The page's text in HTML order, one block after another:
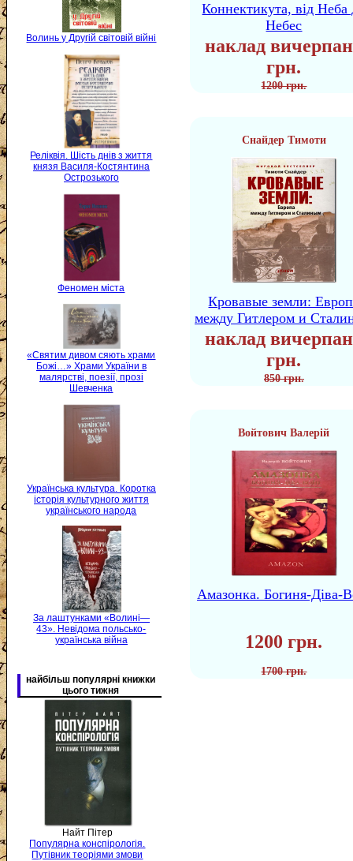
Волинь у Другій світовій війні
Реліквія. Шість днів з життя
князя Василя-Костянтина
Острозького
Феномен міста
«Святим дивом сяють храми
Божі…» Храми України в
малярстві, поезії, прозі
Шевченка
Українська культура. Коротка
історія культурного життя
українського народа
За лаштунками «Волині—
43». Невідома польсько-
українська війна
найбільш популярні книжки
цього тижня
Найт Пітер
Популярна конспірологія.
Путівник теоріями змови
Коннектикута, від Неба
Небес
наклад
грн.
1200 грн.
Снайдер Тимоти
Кровавые земли:
между Гитлером и
наклад
грн.
850 грн.
Войтович Валерій
Амазонка. Богиня-Діва-
1200 грн.
1700 грн.